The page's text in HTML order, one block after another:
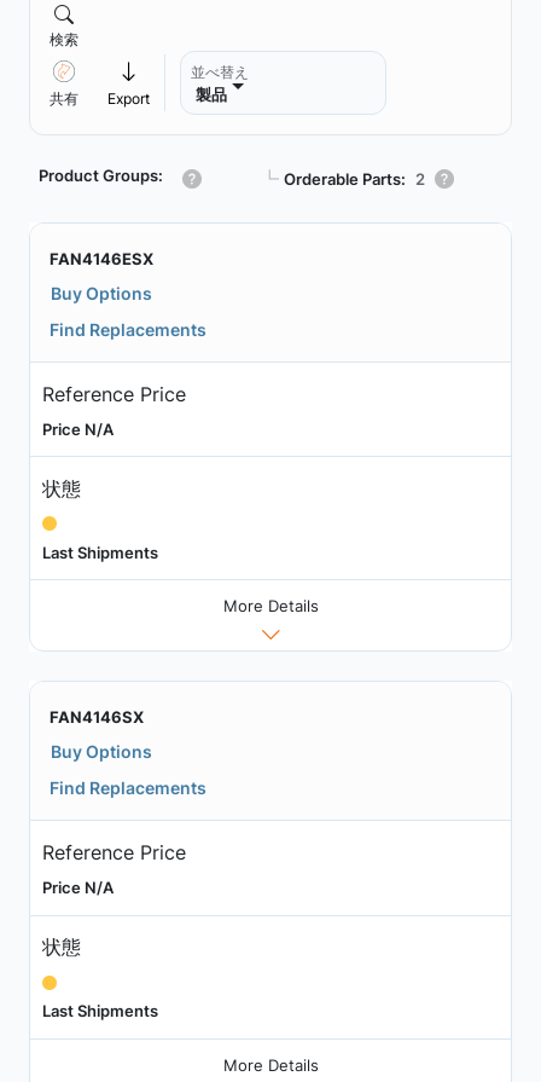
検索
共有 Export
並べ替え
製品
Product Groups: ┗ Orderable Parts: 2
FAN4146ESX
Buy Options
Find Replacements
Reference Price
Price N/A
状態
Last Shipments
More Details
FAN4146SX
Buy Options
Find Replacements
Reference Price
Price N/A
状態
Last Shipments
More Details